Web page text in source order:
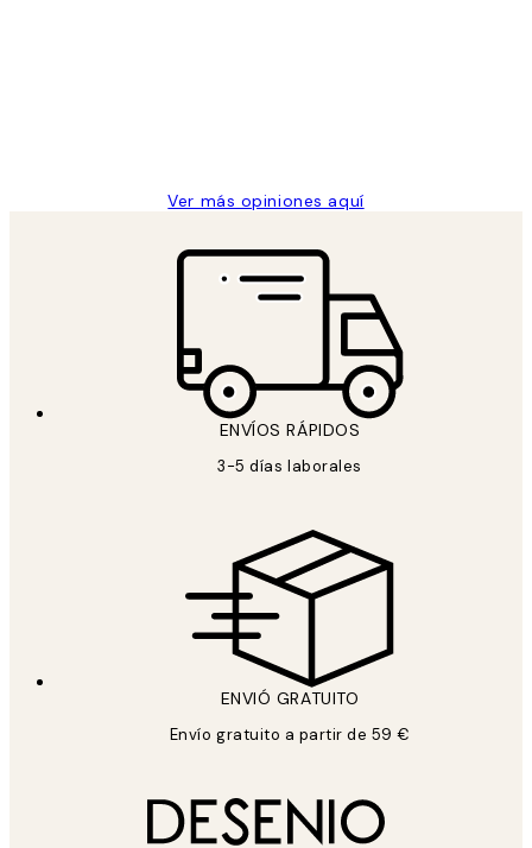
Ver más opiniones aquí
ENVÍOS RÁPIDOS
3-5 días laborales
ENVIÓ GRATUITO
Envío gratuito a partir de 59 €